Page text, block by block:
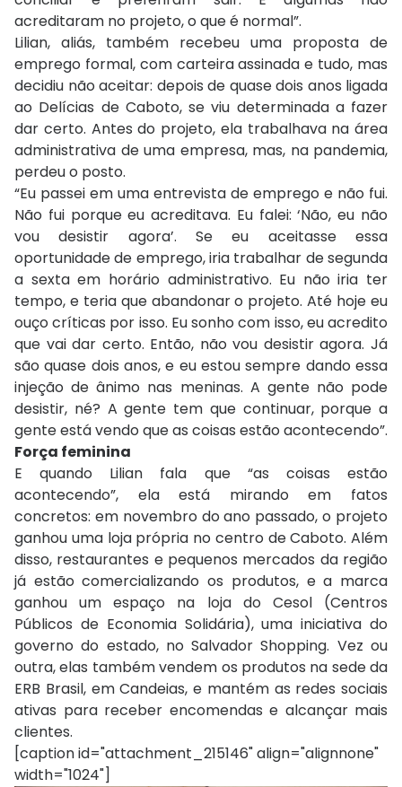
acreditaram no projeto, o que é normal”.
Lilian, aliás, também recebeu uma proposta de
emprego formal, com carteira assinada e tudo, mas
decidiu não aceitar: depois de quase dois anos ligada
ao Delícias de Caboto, se viu determinada a fazer
dar certo. Antes do projeto, ela trabalhava na área
administrativa de uma empresa, mas, na pandemia,
perdeu o posto.
“Eu passei em uma entrevista de emprego e não fui.
Não fui porque eu acreditava. Eu falei: ‘Não, eu não
vou desistir agora’. Se eu aceitasse essa
oportunidade de emprego, iria trabalhar de segunda
a sexta em horário administrativo. Eu não iria ter
tempo, e teria que abandonar o projeto. Até hoje eu
ouço críticas por isso. Eu sonho com isso, eu acredito
que vai dar certo. Então, não vou desistir agora. Já
são quase dois anos, e eu estou sempre dando essa
injeção de ânimo nas meninas. A gente não pode
desistir, né? A gente tem que continuar, porque a
gente está vendo que as coisas estão acontecendo”.
Força feminina
E quando Lilian fala que “as coisas estão
acontecendo”, ela está mirando em fatos
concretos: em novembro do ano passado, o projeto
ganhou uma loja própria no centro de Caboto. Além
disso, restaurantes e pequenos mercados da região
já estão comercializando os produtos, e a marca
ganhou um espaço na loja do Cesol (Centros
Públicos de Economia Solidária), uma iniciativa do
governo do estado, no Salvador Shopping. Vez ou
outra, elas também vendem os produtos na sede da
ERB Brasil, em Candeias, e mantém as redes sociais
ativas para receber encomendas e alcançar mais
clientes.
[caption id="attachment_215146" align="alignnone"
width="1024"]